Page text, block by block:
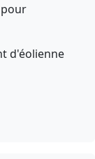
d'éolienne